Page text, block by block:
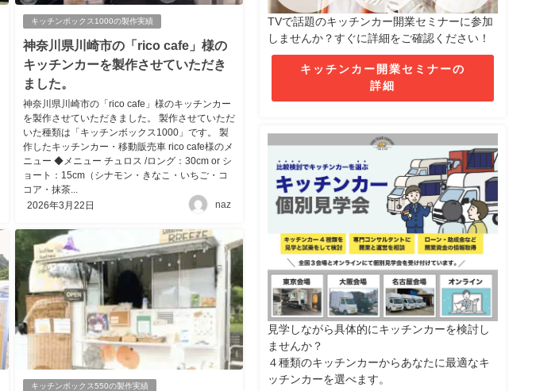
キッチンボックス1000の製作実績
神奈川県川崎市の「rico cafe」様の
キッチンカーを製作させていただき
ました。
神奈川県川崎市の「rico cafe」様のキッチンカー
を製作させていただきました。 製作させていただ
いた種類は「キッチンボックス1000」です。 製
作したキッチンカー・移動販売車 rico cafe様のメ
ニュー ◆メニュー チュロス /ロング：30cm or シ
ョート：15cm（シナモン・きなこ・いちご・コ
コア・抹茶...
2026年3月22日
naz
キッチンボックス550の製作実績
TVで話題のキッチンカー開業セミナーに参加
しませんか？すぐに詳細をご確認ください！
キッチンカー開業セミナーの
詳細
見学しながら具体的にキッチンカーを検討し
ませんか？
４種類のキッチンカーからあなたに最適なキ
ッチンカーを選べます。